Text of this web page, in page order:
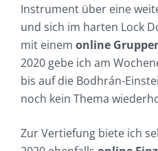
Instrument über eine
und sich im harten Lock
mit einem online
2020 gebe ich am
bis auf die Bodhrán-
noch kein Thema
Zur Vertiefung biete ich